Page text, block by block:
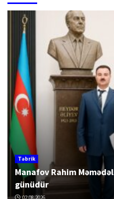
Təbrik
Manafov Rahim
günüdür
02.08.2026